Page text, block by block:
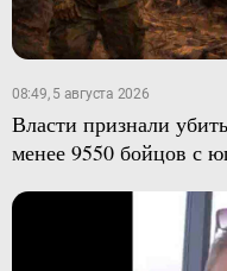
08:49, 5 августа 2026
Власти признали
менее 9550 бойцов с